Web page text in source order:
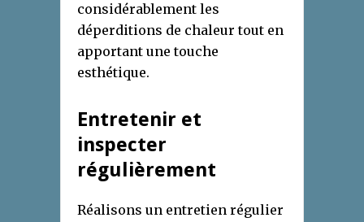
considérablement les
déperditions de chaleur tout en
apportant une touche
esthétique.
Entretenir et
inspecter
régulièrement
Réalisons un entretien régulier